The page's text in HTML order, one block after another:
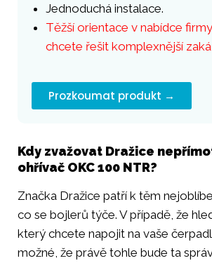
Jednoduchá instalace.
Těžší orientace v nabídce
chcete řešit komplexnější
Prozkoumat produkt →
Kdy zvažovat Dražice
ohřívač OKC 100 NTR?
Značka Dražice patří k těm
co se bojlerů týče. V případě, že
který chcete napojit na vaše
možné, že právě tohle bude ta